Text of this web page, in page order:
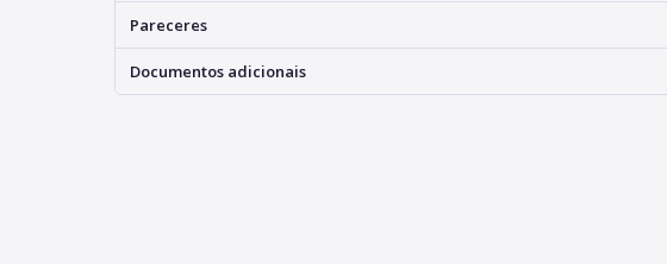
Pareceres
Documentos adicionais